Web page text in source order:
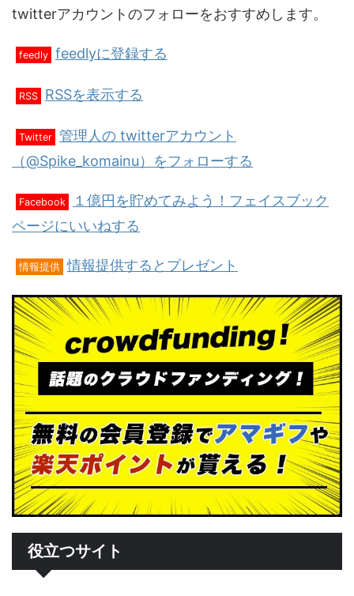
twitterアカウントのフォローをおすすめします。
feedly feedlyに登録する
RSS RSSを表示する
Twitter 管理人の twitterアカウント
（@Spike_komainu）をフォローする
Facebook
１億円を貯めてみよう！フェイスブック
ページにいいねする
情報提供 情報提供するとプレゼント
役立つサイト